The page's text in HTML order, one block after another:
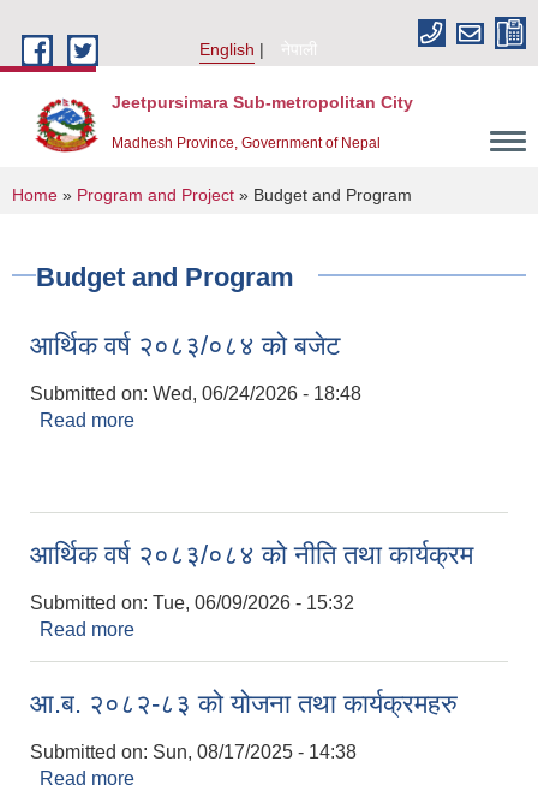
English
नेपाली
Jeetpursimara Sub-metropolitan City
Madhesh Province, Government of Nepal
You are here
Home » Program and Project » Budget and Program
Budget and Program
आर्थिक वर्ष २०८३/०८४ को बजेट
Submitted on: Wed, 06/24/2026 - 18:48
Read more
आर्थिक वर्ष २०८३/०८४ को नीति तथा कार्यक्रम
Submitted on: Tue, 06/09/2026 - 15:32
Read more
आ.ब. २०८२-८३ को योजना तथा कार्यक्रमहरु
Submitted on: Sun, 08/17/2025 - 14:38
Read more